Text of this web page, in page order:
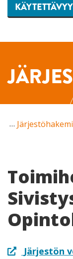
Järjestön